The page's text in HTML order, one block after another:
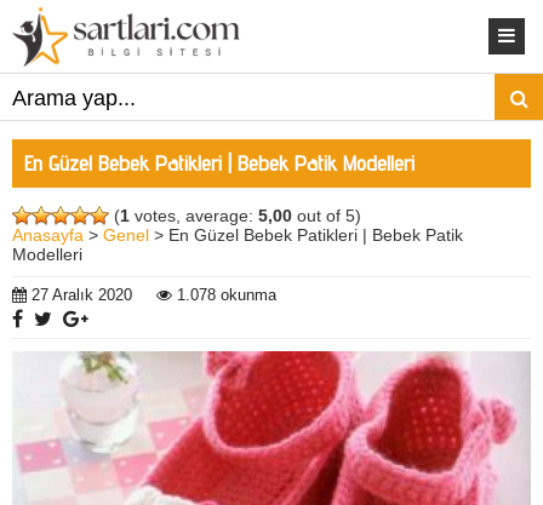
En Güzel Bebek Patikleri | Bebek Patik Modelleri
(1 votes, average: 5,00 out of 5)
Anasayfa > Genel > En Güzel Bebek Patikleri | Bebek Patik
Modelleri
27 Aralık 2020 1.078 okunma